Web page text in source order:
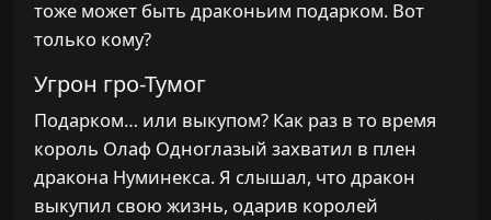
тоже может быть драконьим подарком. Вот
только кому?
Угрон гро-Тумог
Подарком… или выкупом? Как раз в то время
король Олаф Одноглазый захватил в плен
дракона Нуминекса. Я слышал, что дракон
выкупил свою жизнь, одарив королей